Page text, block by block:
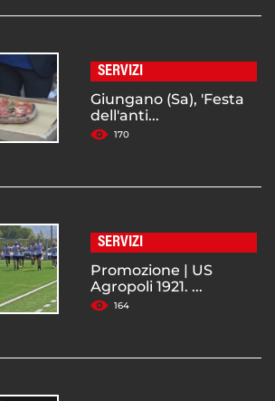
SERVIZI
Giungano (Sa), 'Festa
dell'anti...
170
SERVIZI
Promozione | US
Agropoli 1921. ...
164